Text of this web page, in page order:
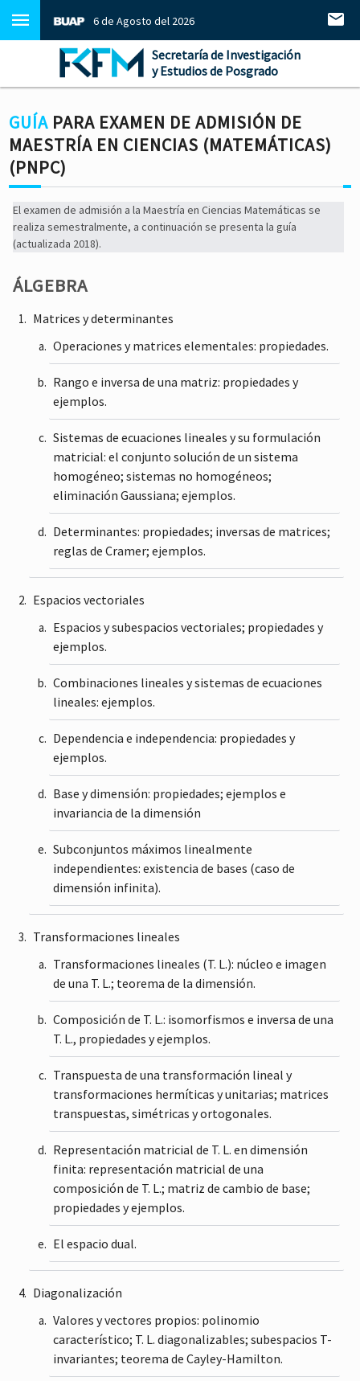
6 de Agosto del 2026
Secretaría de Investigación
y Estudios de Posgrado
GUÍA PARA EXAMEN DE ADMISIÓN DE
MAESTRÍA EN CIENCIAS (MATEMÁTICAS)
(PNPC)
El examen de admisión a la Maestría en Ciencias Matemáticas se
realiza semestralmente, a continuación se presenta la guía
(actualizada 2018).
ÁLGEBRA
Matrices y determinantes
Operaciones y matrices elementales: propiedades.
Rango e inversa de una matriz: propiedades y
ejemplos.
Sistemas de ecuaciones lineales y su formulación
matricial: el conjunto solución de un sistema
homogéneo; sistemas no homogéneos;
eliminación Gaussiana; ejemplos.
Determinantes: propiedades; inversas de matrices;
reglas de Cramer; ejemplos.
Espacios vectoriales
Espacios y subespacios vectoriales; propiedades y
ejemplos.
Combinaciones lineales y sistemas de ecuaciones
lineales: ejemplos.
Dependencia e independencia: propiedades y
ejemplos.
Base y dimensión: propiedades; ejemplos e
invariancia de la dimensión
Subconjuntos máximos linealmente
independientes: existencia de bases (caso de
dimensión infinita).
Transformaciones lineales
Transformaciones lineales (T. L.): núcleo e imagen
de una T. L.; teorema de la dimensión.
Composición de T. L.: isomorfismos e inversa de una
T. L., propiedades y ejemplos.
Transpuesta de una transformación lineal y
transformaciones hermíticas y unitarias; matrices
transpuestas, simétricas y ortogonales.
Representación matricial de T. L. en dimensión
finita: representación matricial de una
composición de T. L.; matriz de cambio de base;
propiedades y ejemplos.
El espacio dual.
Diagonalización
Valores y vectores propios: polinomio
característico; T. L. diagonalizables; subespacios T-
invariantes; teorema de Cayley-Hamilton.